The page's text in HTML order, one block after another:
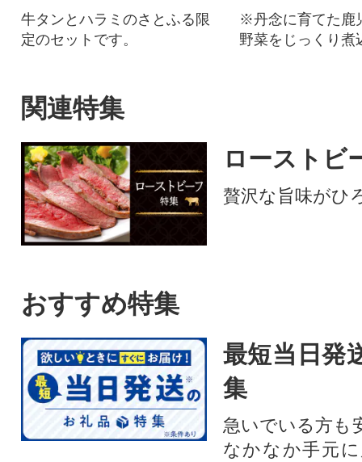
牛タンとハラミのさとふる限
定のセットです。
※丹念に育てた鹿
野菜をじっくり煮
関連特集
ローストビ
贅沢な旨味がひ
おすすめ特集
最短当日発
集
急いでいる方も
なかなか手元